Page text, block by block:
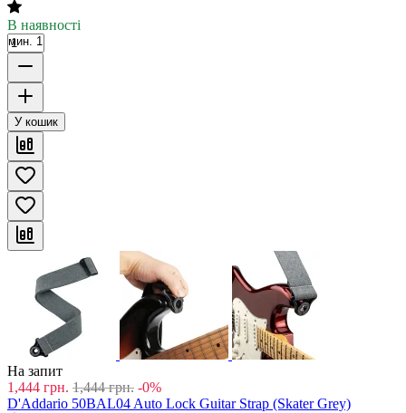
В наявності
мин. 1
У кошик
На запит
1,444 грн. 1,444 грн. -0%
D'Addario 50BAL04 Auto Lock Guitar Strap (Skater Grey)